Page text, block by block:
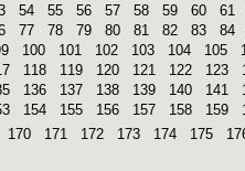
54 55 56 57 58 59 60 61
77 78 79 80 81 82 83 84
100 101 102 103 104 105
118 119 120 121 122 123
136 137 138 139 140 141
154 155 156 157 158 159
170 171 172 173 174 175